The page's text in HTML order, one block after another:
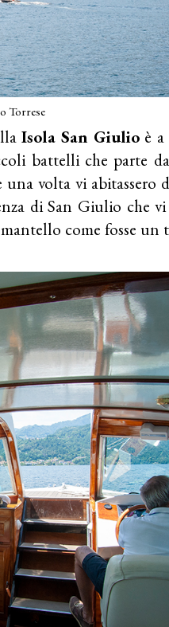
Torrese
Isola San Giulio è
battelli che parte
volta vi abitassero
di San Giulio che
come fosse un